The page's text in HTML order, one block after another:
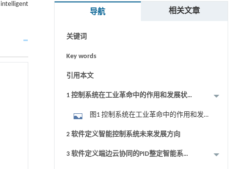
导航 相关文章
Graphical abstract
关键词
Key words
引用本文
1 控制系统在工业革命中的作用和发展状
图1 控制系统在工业革命中的作用和发
展状况
2 软件定义智能控制系统未来发展方向
3 软件定义端边云协同的PID整定智能系统